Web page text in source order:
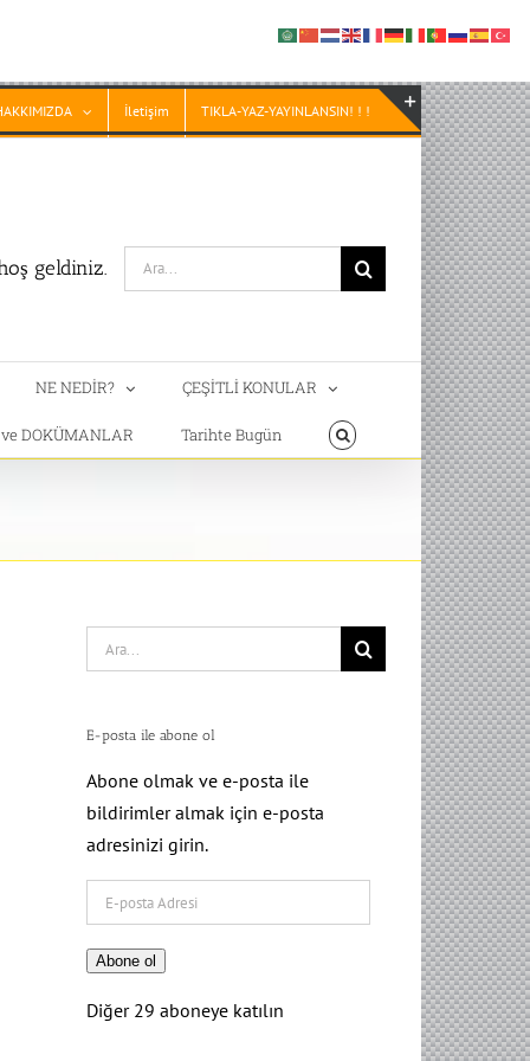
İletişim TIKLA-YAZ-YAYINLANSIN! ! !
geldiniz.
Search
for:
NE NEDİR? ÇEŞİTLİ KONULAR
DOKÜMANLAR Tarihte Bugün
Search
for:
E-posta ile abone ol
Abone olmak ve e-posta ile
bildirimler almak için e-posta
adresinizi girin.
posta
Adresi
Abone ol
Diğer 29 aboneye katılın
Toggle
Sliding
Bar
Area